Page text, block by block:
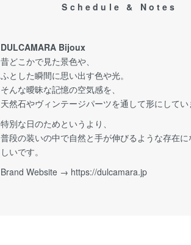
Schedule & Notes
DULCAMARA Bijoux
昔どこかで見た景色や、
ふとした瞬間に思い出す色や光。
そんな曖昧な記憶の空気感を、
天然石やヴィンテージパーツを通して形にしてい
特別な日のためというより、
普段の装いの中で自然と手が伸びるような存在
しいです。
Brand Website → https://dulcamara.jp